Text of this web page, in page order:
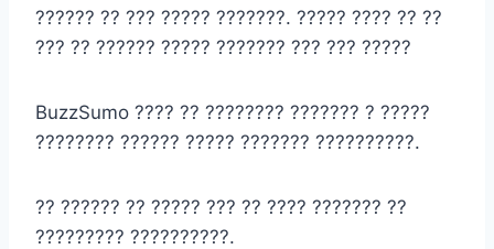
?????? ?? ??? ????? ???????. ????? ???? ?? ??
??? ?? ?????? ????? ??????? ??? ??? ?????
BuzzSumo ???? ?? ???????? ??????? ? ?????
???????? ?????? ????? ??????? ??????????.
?? ?????? ?? ????? ??? ?? ???? ??????? ??
????????? ??????????.